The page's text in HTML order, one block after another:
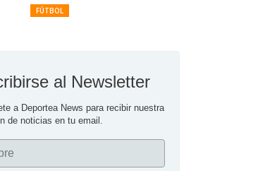
FÚTBOL
al Newsletter
a Deportea News para recibir nuestra
de noticias en tu email.